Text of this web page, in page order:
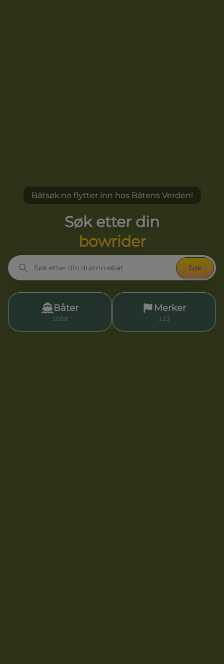
Båtsøk.no flytter inn hos Båtens Verden!
Søk etter din
seilbåt
Søk
Båter
1058
Merker
113